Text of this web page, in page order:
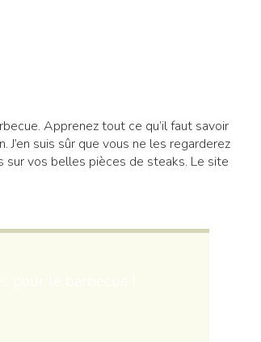
Apprenez tout ce qu’il faut savoir
J’en suis sûr que vous ne les regarderez
sur vos belles pièces de steaks. Le site